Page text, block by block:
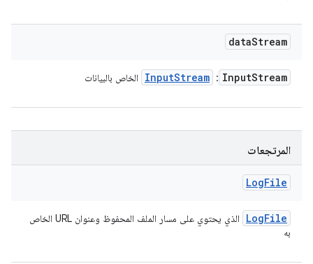
dataStream
InputStream
:
InputStream الخاص بالبيانات
المرتجعات
LogFile
LogFile
الذي يحتوي على مسار الملف المحفوظ وعنوان URL الخاص
به